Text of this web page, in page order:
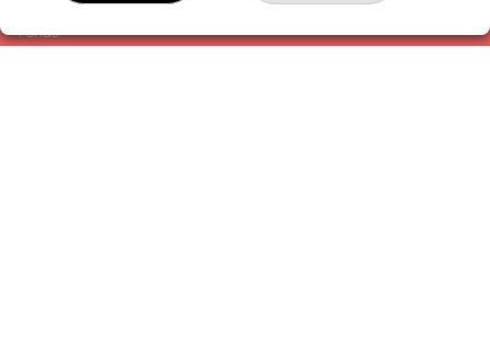
Peñas